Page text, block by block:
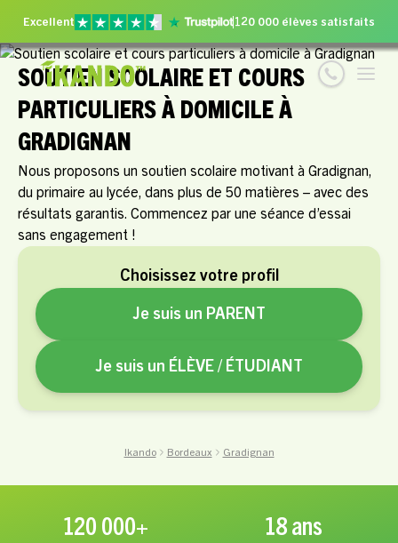
Excellent 120 000 élèves satisfaits
Ikando Bordeaux Gradignan
SOUTIEN SCOLAIRE ET COURS
PARTICULIERS À DOMICILE À
GRADIGNAN
Nous proposons un soutien scolaire motivant à Gradignan,
du primaire au lycée, dans plus de 50 matières – avec des
résultats garantis. Commencez par une séance d’essai
sans engagement !
Choisissez votre profil
Je suis un PARENT
Je suis un ÉLÈVE / ÉTUDIANT
120 000+ 18 ans